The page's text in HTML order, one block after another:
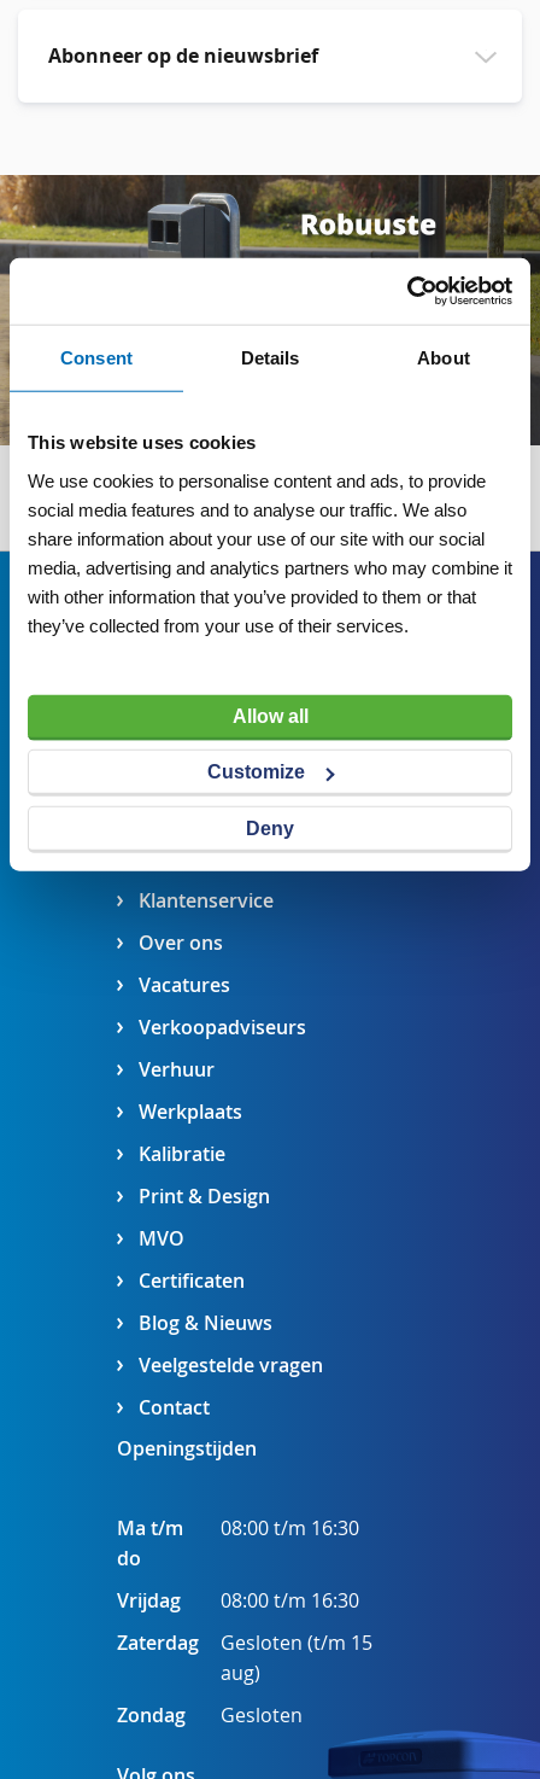
Consent Details About
This website uses cookies
We use cookies to personalise content and ads, to provide
social media features and to analyse our traffic. We also
share information about your use of our site with our social
media, advertising and analytics partners who may combine it
with other information that you’ve provided to them or that
they’ve collected from your use of their services.
Allow all
Customize
Deny
Abonneer op de nieuwsbrief
Algemene informatie
Klantenservice
Over ons
Vacatures
Verkoopadviseurs
Verhuur
Werkplaats
Kalibratie
Print & Design
MVO
Certificaten
Blog & Nieuws
Veelgestelde vragen
Contact
Bezoekadres
Veldsteen 25, 4815 PK Breda
076 541 5073
Stel een vraag
Maak een afspraak
Openingstijden
Ma t/m
do
08:00 t/m 16:30
Vrijdag
08:00 t/m 16:30
Zaterdag
Gesloten (t/m 15
aug)
Zondag
Gesloten